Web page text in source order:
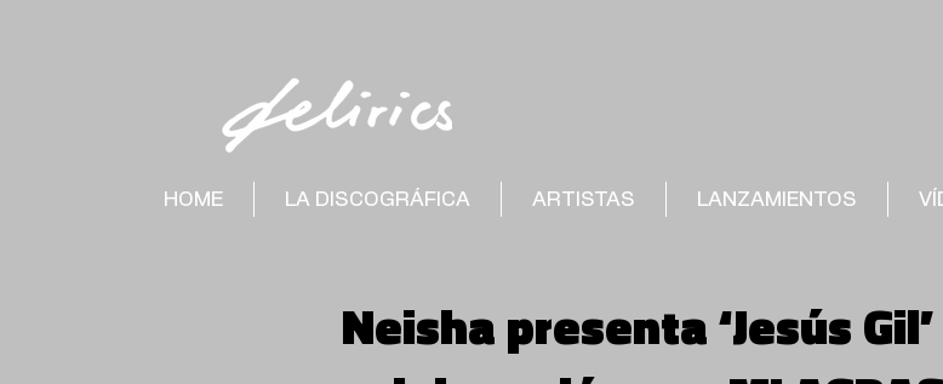
HOME LA DISCOGRÁFICA ARTISTAS LANZAMIENTOS
Neisha presenta ‘Jesús